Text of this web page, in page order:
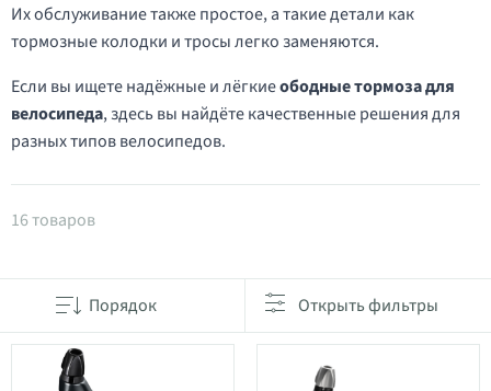
Их обслуживание также простое, а такие детали как
тормозные колодки и тросы легко заменяются.
Если вы ищете надёжные и лёгкиеободные тормоза для
велосипеда, здесь вы найдёте качественные решения для
разных типов велосипедов.
Товары в категории Ободные тормоза
16 товаров
Порядок Открыть фильтры